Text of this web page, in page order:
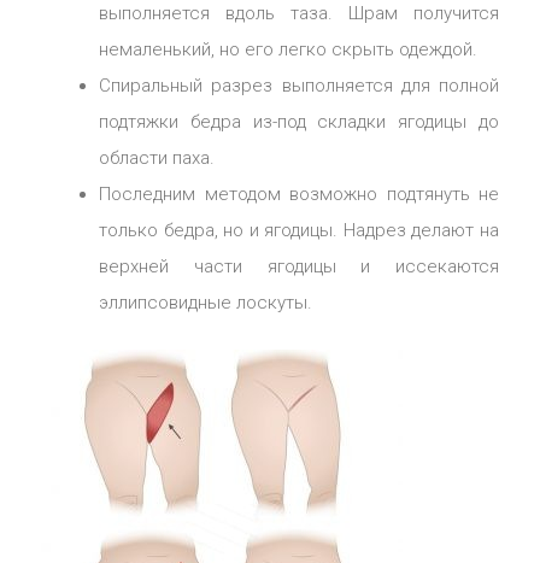
выполняется вдоль таза. Шрам получится
немаленький, но его легко скрыть одеждой.
Спиральный разрез выполняется для полной
подтяжки бедра из-под складки ягодицы до
области паха.
Последним методом возможно подтянуть не
только бедра, но и ягодицы. Надрез делают на
верхней части ягодицы и иссекаются
эллипсовидные лоскуты.